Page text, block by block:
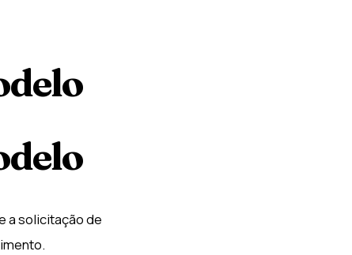
a solicitação de